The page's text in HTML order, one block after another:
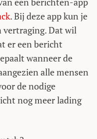
. Bij deze app kun je
vertraging. Dat wil
er een bericht
wanneer de
alle mensen
de nodige
nog meer lading